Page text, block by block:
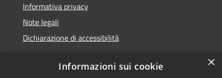
Informativa privacy
Note legali
Dichiarazione di accessibilità
×
Informazioni sui cookie